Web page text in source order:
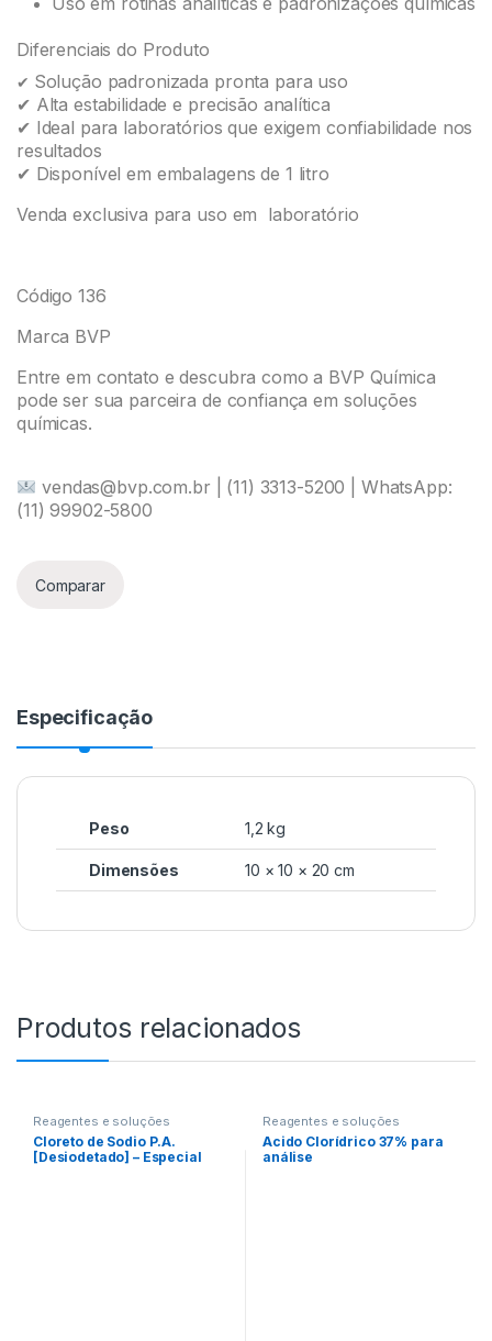
Diferenciais do Produto
✔ Solução padronizada pronta para uso
✔ Alta estabilidade e precisão analítica
✔ Ideal para laboratórios que exigem confiabilidade nos
resultados
✔ Disponível em embalagens de 1 litro
Venda exclusiva para uso em laboratório
Código 136
Marca BVP
Entre em contato e descubra como a BVP Química
pode ser sua parceira de confiança em soluções
químicas.
vendas@bvp.com.br | (11) 3313-5200 | WhatsApp:
(11) 99902-5800
Comparar
Especificação
Peso 1,2 kg
Dimensões 10 × 10 × 20 cm
Produtos relacionados
Reagentes e soluções
Cloreto de Sodio P.A.
[Desiodetado] – Especial
Reagentes e soluções
Acido Clorídrico 37% para
análise